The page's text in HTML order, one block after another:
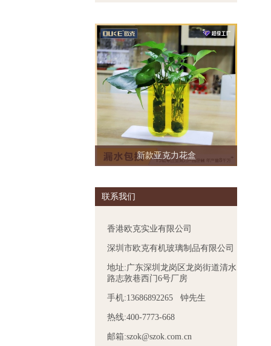
新款亚克力花盒
联系我们
香港欧克实业有限公司
深圳市欧克有机玻璃制品有限公司
地址:广东深圳龙岗区龙岗街道清水
路志敦巷西门6号厂房
手机:13686892265 钟先生
热线:400-7773-668
邮箱:szok@szok.com.cn